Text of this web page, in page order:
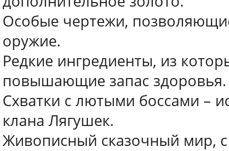
Особые чертежи,
оружие.
Редкие ингредиенты, из
повышающие запас здоровья.
Схватки с лютыми боссами –
клана Лягушек.
Живописный сказочный мир,